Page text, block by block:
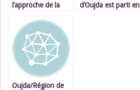
l’approche de la
d’Oujda est parti en
Oujda/Région de